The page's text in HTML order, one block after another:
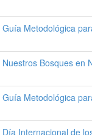
Guía Metodológica
Nuestros Bosques en
Guía Metodológica
Día Internacional de